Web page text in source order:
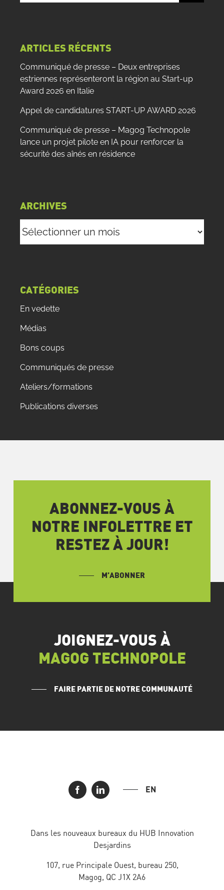
ARTICLES RÉCENTS
Communiqué de presse – Deux entreprises
estriennes représenteront la région au Start-up
Award 2026 en Italie
Appel de candidatures START-UP AWARD 2026
Communiqué de presse – Magog Technopole
lance un projet pilote en IA pour renforcer la
sécurité des aînés en résidence
ARCHIVES
CATÉGORIES
En vedette
Médias
Bons coups
Communiqués de presse
Ateliers/formations
Publications diverses
ABONNEZ-VOUS À
NOTRE INFOLETTRE ET
RESTEZ À JOUR!
M’ABONNER
JOIGNEZ-VOUS À
MAGOG TECHNOPOLE
FAIRE PARTIE DE NOTRE COMMUNAUTÉ
EN
Dans les nouveaux bureaux du HUB Innovation
Desjardins
107, rue Principale Ouest, bureau 250,
Magog, QC J1X 2A6